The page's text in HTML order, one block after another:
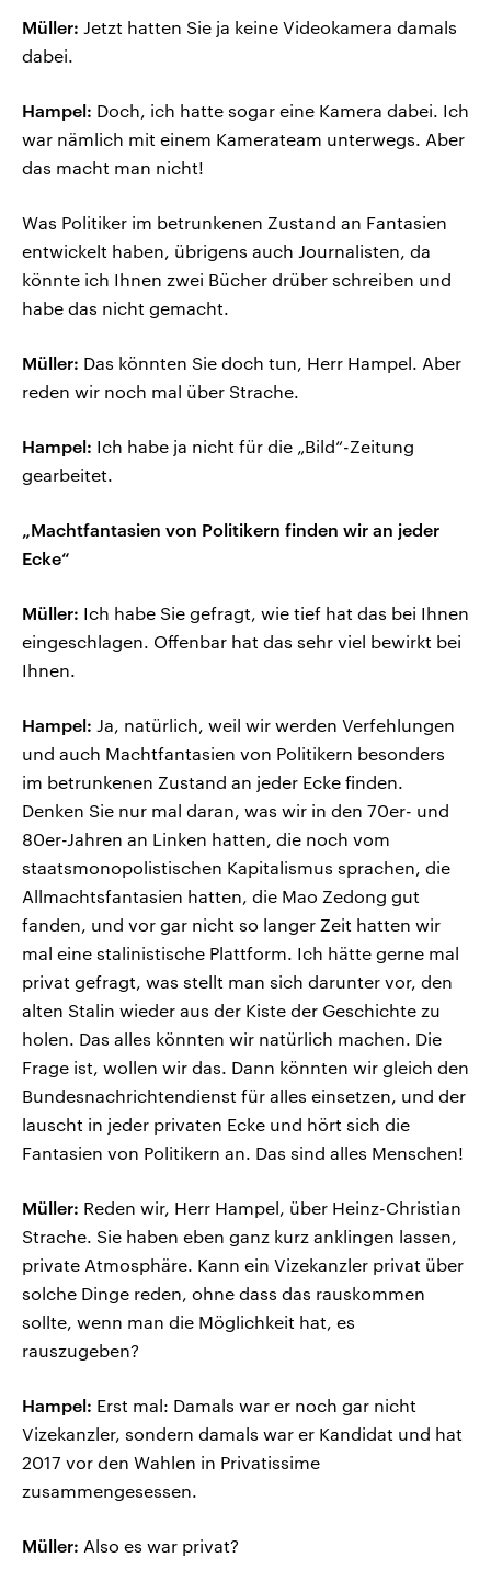
Müller: Jetzt hatten Sie ja keine Videokamera damals
dabei.
Hampel: Doch, ich hatte sogar eine Kamera dabei. Ich
war nämlich mit einem Kamerateam unterwegs. Aber
das macht man nicht!
Was Politiker im betrunkenen Zustand an Fantasien
entwickelt haben, übrigens auch Journalisten, da
könnte ich Ihnen zwei Bücher drüber schreiben und
habe das nicht gemacht.
Müller: Das könnten Sie doch tun, Herr Hampel. Aber
reden wir noch mal über Strache.
Hampel: Ich habe ja nicht für die „Bild“-Zeitung
gearbeitet.
„Machtfantasien von Politikern finden wir an jeder
Ecke“
Müller: Ich habe Sie gefragt, wie tief hat das bei Ihnen
eingeschlagen. Offenbar hat das sehr viel bewirkt bei
Ihnen.
Hampel: Ja, natürlich, weil wir werden Verfehlungen
und auch Machtfantasien von Politikern besonders
im betrunkenen Zustand an jeder Ecke finden.
Denken Sie nur mal daran, was wir in den 70er- und
80er-Jahren an Linken hatten, die noch vom
staatsmonopolistischen Kapitalismus sprachen, die
Allmachtsfantasien hatten, die Mao Zedong gut
fanden, und vor gar nicht so langer Zeit hatten wir
mal eine stalinistische Plattform. Ich hätte gerne mal
privat gefragt, was stellt man sich darunter vor, den
alten Stalin wieder aus der Kiste der Geschichte zu
holen. Das alles könnten wir natürlich machen. Die
Frage ist, wollen wir das. Dann könnten wir gleich den
Bundesnachrichtendienst für alles einsetzen, und der
lauscht in jeder privaten Ecke und hört sich die
Fantasien von Politikern an. Das sind alles Menschen!
Müller: Reden wir, Herr Hampel, über Heinz-Christian
Strache. Sie haben eben ganz kurz anklingen lassen,
private Atmosphäre. Kann ein Vizekanzler privat über
solche Dinge reden, ohne dass das rauskommen
sollte, wenn man die Möglichkeit hat, es
rauszugeben?
Hampel: Erst mal: Damals war er noch gar nicht
Vizekanzler, sondern damals war er Kandidat und hat
2017 vor den Wahlen in Privatissime
zusammengesessen.
Müller: Also es war privat?